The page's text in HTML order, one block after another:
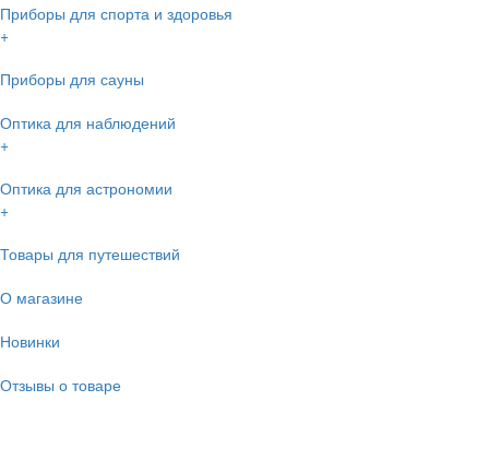
Приборы для спорта и здоровья
+
Приборы для сауны
Оптика для наблюдений
+
Оптика для астрономии
+
Товары для путешествий
О магазине
Новинки
Отзывы о товаре